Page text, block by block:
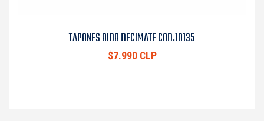
TAPONES OIDO DECIMATE COD.10135
$7.990 CLP